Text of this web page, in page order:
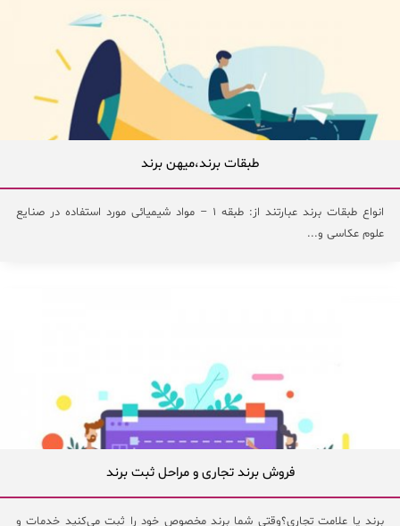
طبقات برند،میهن برند
انواع طبقات برند عبارتند از: طبقه ١ – مواد شیمیائی مورد استفاده در صنایع
علوم عکاسی و...
فروش برند تجاری و مراحل ثبت برند
برند یا علامت تجاری؟وقتی شما برند مخصوص خود را ثبت می‌کنید خدمات و